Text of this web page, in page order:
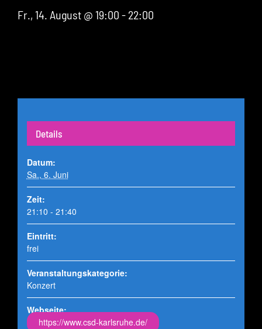
Fr., 14. August @ 19:00 - 22:00
Details
Datum:
Sa., 6. Juni
Zeit:
21:10 - 21:40
Eintritt:
frei
Veranstaltungskategorie:
Konzert
Webseite:
https://www.csd-karlsruhe.de/